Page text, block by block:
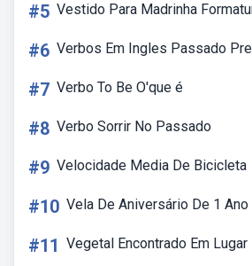
#5 Vestido Para Madrinha
#6 Verbos Em Ingles Passado
#7 Verbo To Be O'que é
#8 Verbo Sorrir No Passado
#9 Velocidade Media De Bicicleta
#10 Vela De Aniversário De 1 Ano
#11 Vegetal Encontrado Em Lugar